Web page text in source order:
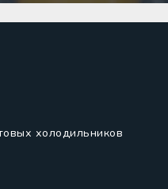
холодильников